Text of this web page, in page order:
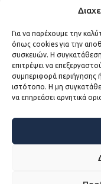
Για να παρέχουμε την
όπως cookies για την
συσκευών. Η συγκατάθεση
επιτρέψει να
συμπεριφορά περιήγησης
ιστότοπο. Η μη
να επηρεάσει αρνητικά